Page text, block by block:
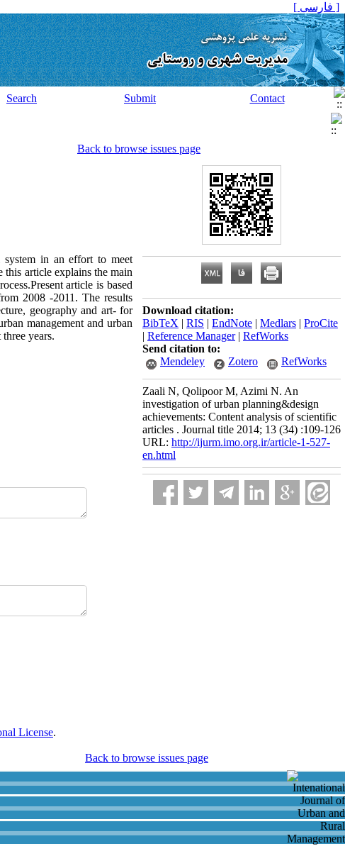
[ فارسی ]
Search Submit Contact
Back to browse issues page
system in an effort to meet
this article explains the main
article is based
2008 -2011. The results
geography and art- for
management and urban
years.
Download citation:
BibTeX | RIS | EndNote | Medlars | ProCite
| Reference Manager| RefWorks
Send citation to:
Mendeley
Zotero RefWorks
Zaali N, Qolipoor M, Azimi N. An
investigation of urban planning&design
achievements: Content analysis of scientific
articles . Journal title 2014; 13 (34) :109-126
URL: http://ijurm.imo.org.ir/article-1-527-
en.html
License.
Back to browse issues page